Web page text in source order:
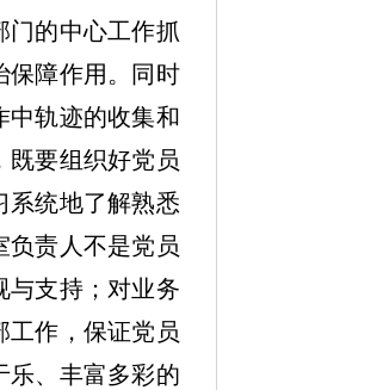
门的中心工作抓
保障作用。同时
中轨迹的收集和
既要组织好党员
系统地了解熟悉
负责人不是党员
与支持；对业务
工作，保证党员
乐、丰富多彩的